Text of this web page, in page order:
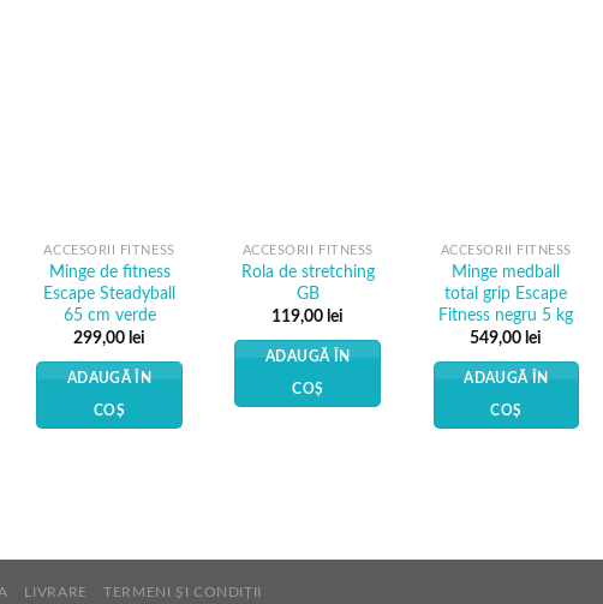
ACCESORII FITNESS
Minge de fitness
Escape Steadyball
65 cm verde
299,00 lei
ADAUGĂ ÎN
COȘ
ACCESORII FITNESS
Rola de stretching
GB
119,00 lei
ADAUGĂ ÎN
COȘ
ACCESORII FITNESS
Minge medball
total grip Escape
Fitness negru 5 kg
549,00 lei
ADAUGĂ ÎN
COȘ
LIVRARE TERMENI ȘI CONDIȚII